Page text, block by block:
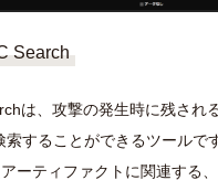
Search
は、攻撃の発生時に残され
索することができるツールで
ーティファクトに関連する